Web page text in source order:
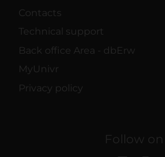
Contacts
Technical support
Back office Area - dbErw
MyUnivr
Privacy policy
Follow on